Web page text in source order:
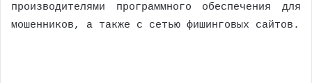
производителями программного обеспечения для
мошенников, а также с сетью фишинговых сайтов.